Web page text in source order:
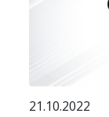
21.10.2022